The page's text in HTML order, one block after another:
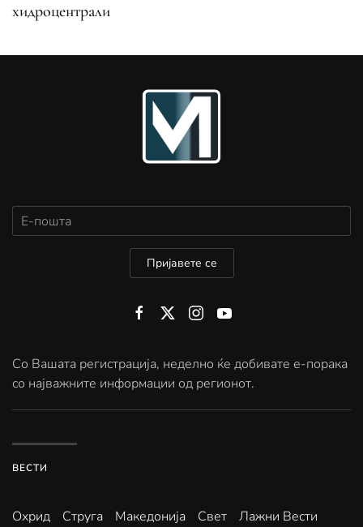
хидроцентрали
Пријавете се
Со Вашата регистрација, неделно ќе добивате е-порака
со најважните информации од регионот.
ВЕСТИ
Охрид Струга Македонија Свет
Лажни Вести